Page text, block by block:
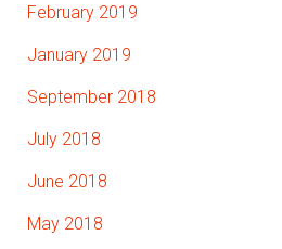
February 2019
January 2019
September 2018
July 2018
June 2018
May 2018